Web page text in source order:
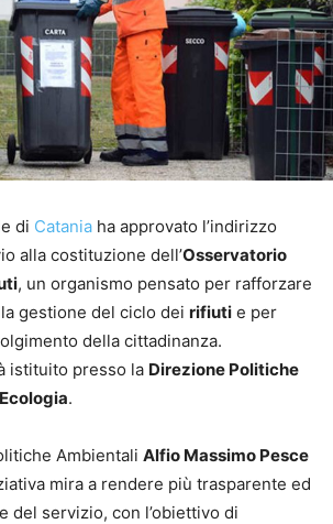
di Catania ha approvato l’indirizzo
alla costituzione dell’Osservatorio
, un organismo pensato per rafforzare
gestione del ciclo dei rifiuti e per
della cittadinanza.
istituito presso la Direzione Politiche
.
Ambientali Alfio Massimo Pesce
mira a rendere più trasparente ed
del servizio, con l’obiettivo di